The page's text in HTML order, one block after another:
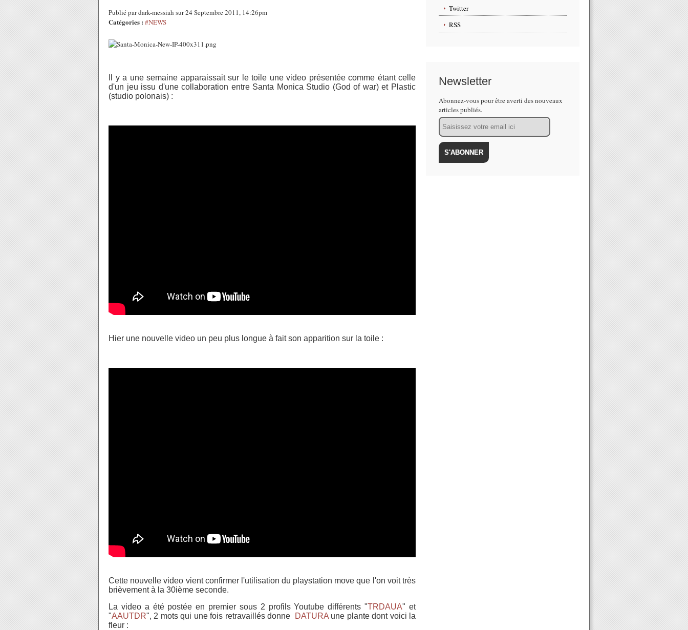
Publié par dark-messiah sur 24 Septembre 2011, 14:26pm
Catégories : #NEWS
Il y a une semaine apparaissait sur le toile une video présentée comme étant celle
d'un jeu issu d'une collaboration entre Santa Monica Studio (God of war) et Plastic
(studio polonais) :
Hier une nouvelle video un peu plus longue à fait son apparition sur la toile :
Cette nouvelle video vient confirmer l'utilisation du playstation move que l'on voit très
brièvement à la 30ième seconde.
La video a été postée en premier sous 2 profils Youtube différents "TRDAUA" et
"AAUTDR", 2 mots qui une fois retravaillés donne DATURAune plante dont voici la
fleur :
Twitter
RSS
Newsletter
Abonnez-vous pour être averti des nouveaux
articles publiés.
Email